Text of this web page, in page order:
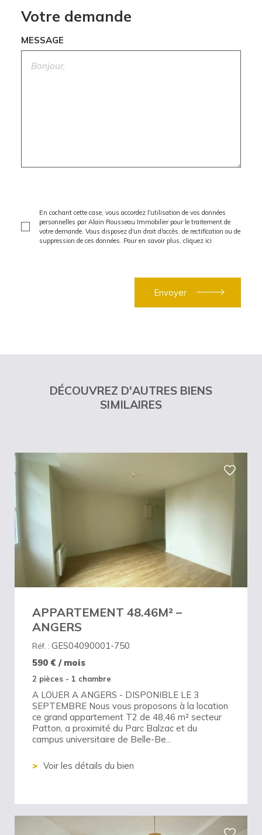
Votre demande
MESSAGE
En cochant cette case, vous accordez l'utilisation de vos données
personnelles par Alain Rousseau Immobilier pour le traitement de
votre demande. Vous disposez d'un droit d'accès, de rectification ou de
suppression de ces données. Pour en savoir plus, cliquez ici
DÉCOUVREZ D'AUTRES BIENS
SIMILAIRES
APPARTEMENT 48.46M² –
ANGERS
Réf. : GES04090001-750
590 € / mois
2 pièces - 1 chambre
A LOUER A ANGERS - DISPONIBLE LE 3
SEPTEMBRE Nous vous proposons à la location
ce grand appartement T2 de 48,46 m² secteur
Patton, a proximité du Parc Balzac et du
campus universitaire de Belle-Be...
Voir les détails du bien